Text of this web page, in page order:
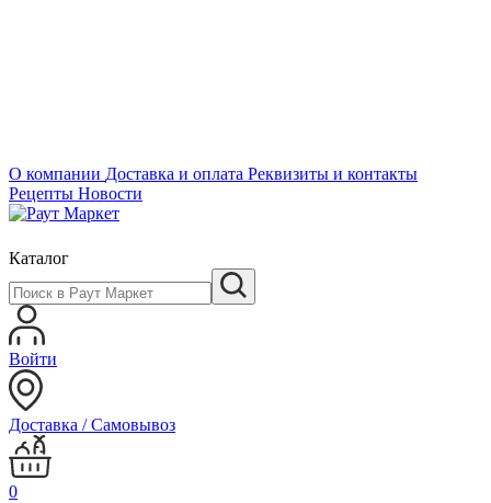
О компании Доставка и оплата Реквизиты и контакты
Рецепты Новости
Каталог
Войти
Доставка / Самовывоз
0